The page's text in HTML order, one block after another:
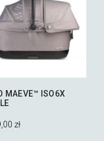
MAEVE™ ISO6X
zł